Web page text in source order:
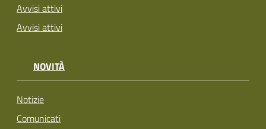
Avvisi attivi
Avvisi attivi
NOVITÀ
Notizie
Comunicati